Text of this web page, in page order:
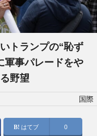
トランプの“恥ず
軍事パレードをや
野望
国際
はてブ 0